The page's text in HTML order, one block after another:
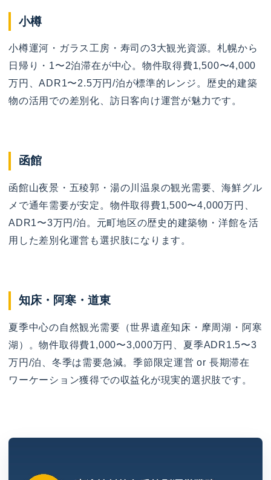
小樽
小樽運河・ガラス工房・寿司の3大観光資源。札幌から
日帰り・1〜2泊滞在が中心。物件取得費1,500〜4,000
万円、ADR1〜2.5万円/泊が標準的レンジ。歴史的建築
物の活用での差別化、訪日客向け運営が魅力です。
函館
函館山夜景・五稜郭・湯の川温泉の観光需要、海鮮グル
メで通年需要が安定。物件取得費1,500〜4,000万円、
ADR1〜3万円/泊。元町地区の歴史的建築物・洋館を活
用した差別化運営も選択肢になります。
知床・阿寒・道東
夏季中心の自然観光需要（世界遺産知床・摩周湖・阿寒
湖）。物件取得費1,000〜3,000万円、夏季ADR1.5〜3
万円/泊、冬季は需要急減。季節限定運営 o​r 長期滞在
ワーケーション獲得での収益化が現実的選択肢です。